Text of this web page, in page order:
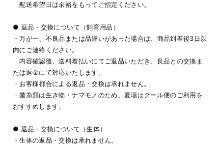
配送希望日は余裕をもってご指定ください。
● 返品・交換について（飼育用品）
・万が一、不良品または品違いがあった場合は、商品到着後3日以
内にご連絡ください。
内容確認後、送料着払いにてご返品いただき、良品との交換ま
たは返金にて対応いたします。
・お客様都合による返品・交換は承れません。
・菌糸類は生き物・ナマモノのため、夏場はクール便のご利用を
おすすめします。
● 返品・交換について（生体）
・生体の返品・交換は承れません。